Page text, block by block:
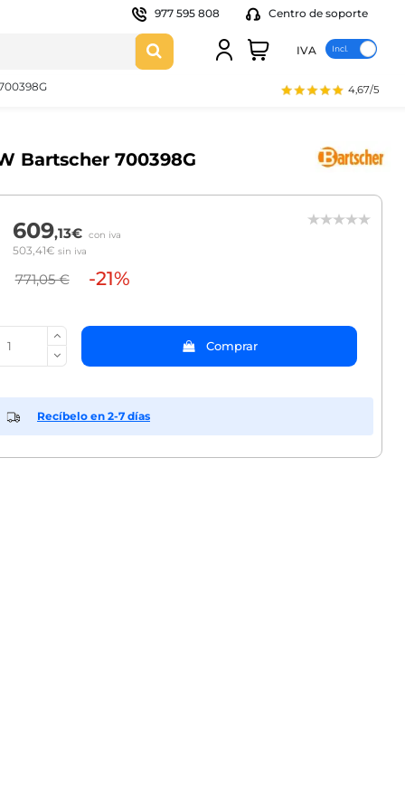
977 595 808 Centro de soporte
IVA
4,67/5
Bartscher 700398G
609,13€ con iva
503,41€ sin iva
771,05 € -21%
Comprar
Recíbelo en 2-7 días